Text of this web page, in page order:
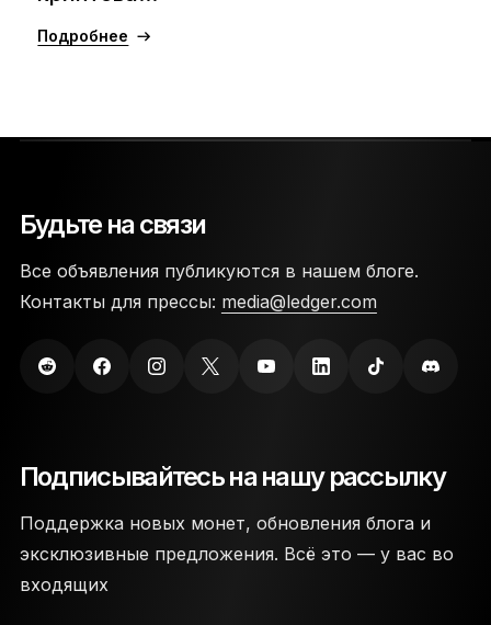
Подробнее
Будьте на связи
Все объявления публикуются в нашем блоге.
Контакты для прессы: media@ledger.com
Подписывайтесь на нашу рассылку
Поддержка новых монет, обновления блога и
эксклюзивные предложения. Всё это — у вас во
входящих